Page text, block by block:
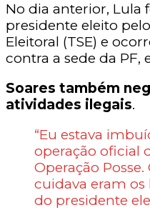
No dia anterior,
presidente eleito
Eleitoral (TSE) e
contra a sede da PF,
Soares também
atividades ilegais.
“Eu estava
operação oficial
Operação
cuidava eram
do presidente